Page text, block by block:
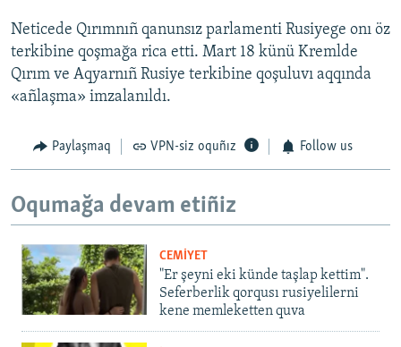
Neticede Qırımnıñ qanunsız parlamenti Rusiyege onı öz
terkibine qoşmağa rica etti. Mart 18 künü Kremlde
Qırım ve Aqyarnıñ Rusiye terkibine qoşuluvı aqqında
«añlaşma» imzalanıldı.
Paylaşmaq VPN-siz oquñız Follow us
Oqumağa devam etiñiz
CEMİYET
"Er şeyni eki künde taşlap kettim".
Seferberlik qorqusı rusiyelilerni
kene memleketten quva